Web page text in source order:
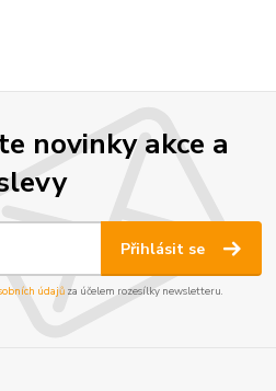
novinky akce a
Přihlásit se
údajůza účelem rozesílky newsletteru.